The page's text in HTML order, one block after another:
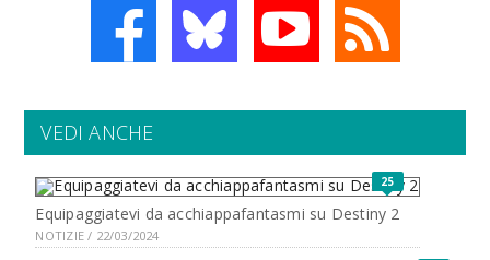
VEDI ANCHE
25
Equipaggiatevi da acchiappafantasmi su Destiny 2
NOTIZIE / 22/03/2024